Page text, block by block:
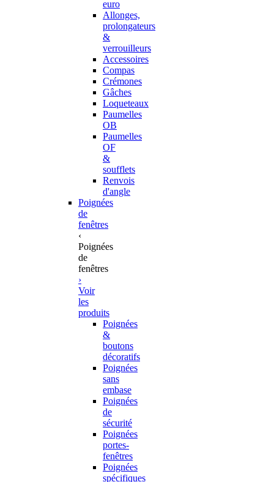
euro
Allonges,
prolongateurs
&
verrouilleurs
Accessoires
Compas
Crémones
Gâches
Loqueteaux
Paumelles
OB
Paumelles
OF
&
soufflets
Renvois
d'angle
Poignées
de
fenêtres
‹
Poignées
de
fenêtres
›
Voir
les
produits
Poignées
&
boutons
décoratifs
Poignées
sans
embase
Poignées
de
sécurité
Poignées
portes-
fenêtres
Poignées
spécifiques